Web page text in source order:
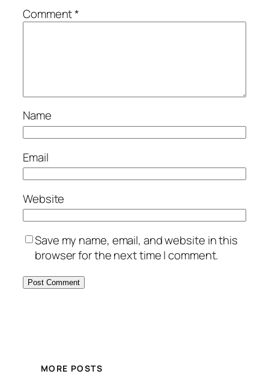
Comment*
Name
Email
Website
Save my name, email, and website in this
browser for the next time I comment.
MORE POSTS